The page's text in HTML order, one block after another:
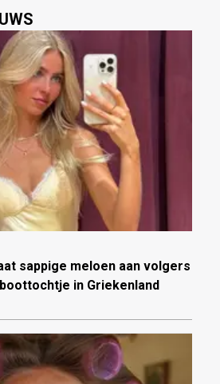
sappige meloen aan volgers
in Griekenland